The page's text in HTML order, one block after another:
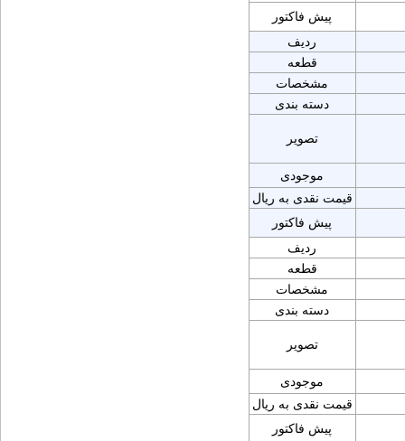
پیش فاکتور
ردیف
قطعه
مشخصات
دسته بندی
تصویر
موجودی
قیمت نقدی به ریال
پیش فاکتور
ردیف
قطعه
مشخصات
دسته بندی
تصویر
موجودی
قیمت نقدی به ریال
پیش فاکتور